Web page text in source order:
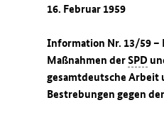
16. Februar 1959
Information Nr. 13/59 –
Maßnahmen derSPD
gesamtdeutsche
Bestrebungen gegen